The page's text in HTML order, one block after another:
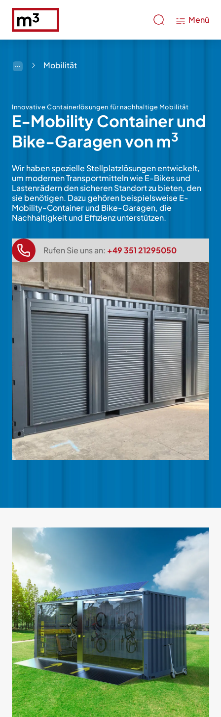
Menü
Mobilität
Innovative Containerlösungen für nachhaltige Mobilität
E-Mobility Container und
Bike-Garagen von m3
Wir haben spezielle Stellplatzlösungen entwickelt,
um modernen Transportmitteln wie E-Bikes und
Lastenrädern den sicheren Standort zu bieten, den
sie benötigen. Dazu gehören beispielsweise E-
Mobility-Container und Bike-Garagen, die
Nachhaltigkeit und Effizienz unterstützen.
Rufen Sie uns an: +49 351 21295050